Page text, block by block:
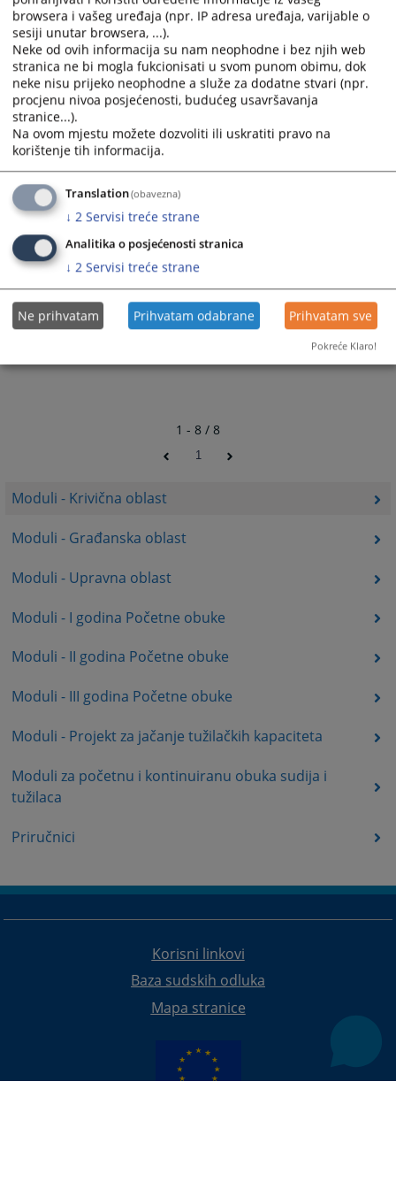
Moduli - Krivična oblast
Moduli - Građanska oblast
Moduli - Upravna oblast
Moduli - I godina Početne obuke
Moduli - II godina Početne obuke
Moduli - III godina Početne obuke
Moduli - Projekt za jačanje tužilačkih kapaciteta
Moduli za početnu i kontinuiranu obuka sudija i
tužilaca
Priručnici
07.04.2008.
MODUL 5 – MATERIJALNI I PROCESNI ASPEKTI
PROCESUIRANJA KRIVIČNIH DJELA U OBLASTI
SIGURNOSTI PROMETA NA PUTEVIMA
MODUL 6 - MATERIJALNI I PROCESNI ASPEKTI
PROCESUIRANJA KRIVIČNIH DJELA U OBLASTI
CARINA I POREZA
05.04.2008.
1 - 8 / 8
1
Korisni linkovi
Baza sudskih odluka
Mapa stranice
browsera i vašeg uređaja (npr. IP adresa uređaja, varijable o
sesiji unutar browsera, ...).
Neke od ovih informacija su nam neophodne i bez njih web
stranica ne bi mogla fukcionisati u svom punom obimu, dok
neke nisu prijeko neophodne a služe za dodatne stvari (npr.
procjenu nivoa posjećenosti, budućeg usavršavanja
stranice...).
Na ovom mjestu možete dozvoliti ili uskratiti pravo na
korištenje tih informacija.
Translation(obavezna)
↓ 2 Servisi treće strane
Analitika o posjećenosti stranica
↓ 2 Servisi treće strane
Ne prihvatam Prihvatam odabrane Prihvatam sve
Pokreće Klaro!